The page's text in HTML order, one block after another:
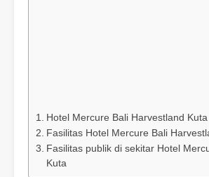
Hotel Mercure Bali Harvestland Kuta
Fasilitas Hotel Mercure Bali
Fasilitas publik di sekitar Hotel
Kuta